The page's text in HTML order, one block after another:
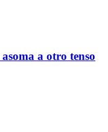
a otro tenso